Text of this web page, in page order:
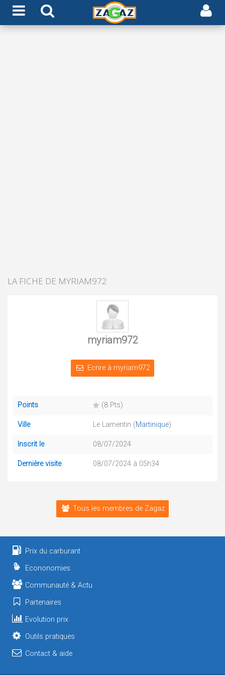
LA FICHE DE MYRIAM972
myriam972
Ecrire à myriam972
Points (8 Pts)
Ville Le Lamentin (Martinique)
Inscrit le 08/07/2024
Dernière visite 08/07/2024 à 05h34
Tous les membres de Zagaz
Prix du carburant
Econonomies
Communauté & Actu
Partenaires
Evolution prix
Outils pratiques
Contact & aide